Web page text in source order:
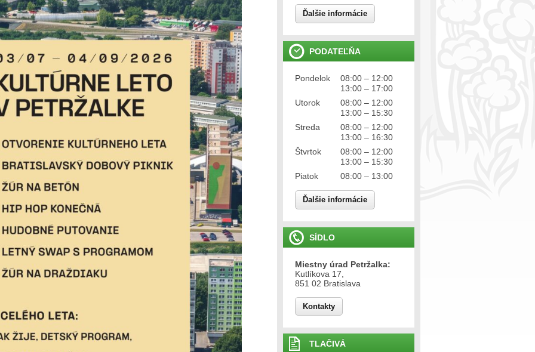
Ďalšie informácie
PODATEĽŇA
Pondelok
08:00 – 12:00
13:00 – 17:00
Utorok
08:00 – 12:00
13:00 – 15:30
Streda
08:00 – 12:00
13:00 – 16:30
Štvrtok
08:00 – 12:00
13:00 – 15:30
Piatok
08:00 – 13:00
Ďalšie informácie
SÍDLO
Miestny úrad Petržalka:
Kutlíkova 17,
851 02 Bratislava
Kontakty
TLAČIVÁ